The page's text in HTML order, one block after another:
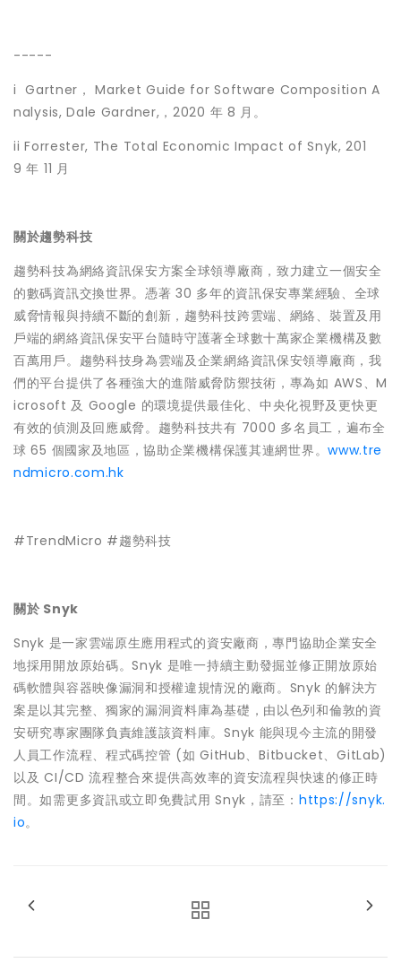
-----
i Gartner， Market Guide for Software Composition A
nalysis, Dale Gardner,，2020 年 8 月。
ii Forrester, The Total Economic Impact of Snyk, 201
9 年 11 月
關於趨勢科技
趨勢科技為網絡資訊保安方案全球領導廠商，致力建立一個安全
的數碼資訊交換世界。憑著 30 多年的資訊保安專業經驗、全球
威脅情報與持續不斷的創新，趨勢科技跨雲端、網絡、裝置及用
戶端的網絡資訊保安平台隨時守護著全球數十萬家企業機構及數
百萬用戶。趨勢科技身為雲端及企業網絡資訊保安領導廠商，我
們的平台提供了各種強大的進階威脅防禦技術，專為如 AWS、M
icrosoft 及 Google 的環境提供最佳化、中央化視野及更快更
有效的偵測及回應威脅。趨勢科技共有 7000 多名員工，遍布全
球 65 個國家及地區，協助企業機構保護其連網世界。www.tre
ndmicro.com.hk
#TrendMicro #趨勢科技
關於 Snyk
Snyk 是一家雲端原生應用程式的資安廠商，專門協助企業安全
地採用開放原始碼。Snyk 是唯一持續主動發掘並修正開放原始
碼軟體與容器映像漏洞和授權違規情況的廠商。Snyk 的解決方
案是以其完整、獨家的漏洞資料庫為基礎，由以色列和倫敦的資
安研究專家團隊負責維護該資料庫。Snyk 能與現今主流的開發
人員工作流程、程式碼控管 (如 GitHub、Bitbucket、GitLab)
以及 CI/CD 流程整合來提供高效率的資安流程與快速的修正時
間。如需更多資訊或立即免費試用 Snyk，請至： https://snyk.
io。